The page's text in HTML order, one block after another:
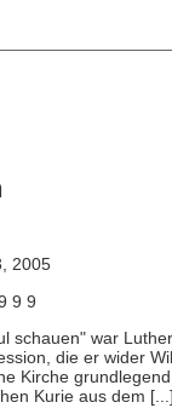
2005
9 9
schauen" war
die er wider
Kirche
Kurie aus dem [...]